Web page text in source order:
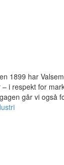
1899 har
i respekt for
går vi også